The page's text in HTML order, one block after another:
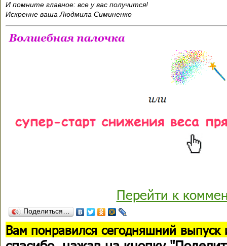
И помните главное: все у вас получится!
Искренне ваша Людмила Симиненко
Перейти к
Поделиться…
Вам понравился сегодняшний выпуск